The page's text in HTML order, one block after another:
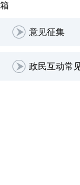
箱
意见征集
政民互动常